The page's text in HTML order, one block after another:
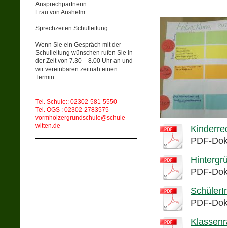
Ansprechpartnerin:
Frau von Anshelm
Sprechzeiten Schulleitung:
Wenn Sie ein Gespräch mit der
Schulleitung wünschen rufen Sie in
der Zeit von 7.30 – 8.00 Uhr an und
wir vereinbaren zeitnah einen
Termin.
Tel. Schule:: 02302-581-5550
Tel. OGS : 02302-2783575
vormholzergrundschule@schule-
witten.de
PDF-
PDF-
PDF-